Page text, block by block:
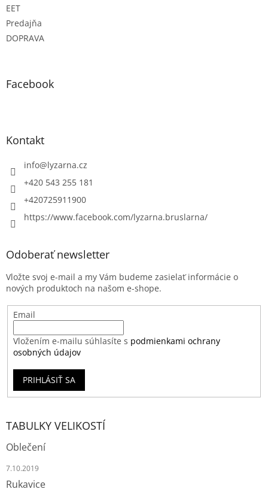
EET
Predajňa
DOPRAVA
Facebook
Kontakt
info@lyzarna.cz
+420 543 255 181
+420725911900
https://www.facebook.com/lyzarna.bruslarna/
Odoberať newsletter
Vložte svoj e-mail a my Vám budeme zasielať informácie o
nových produktoch na našom e-shope.
Email
Vložením e-mailu súhlasíte s podmienkami ochrany
osobných údajov
PRIHLÁSIŤ SA
TABULKY VELIKOSTÍ
Oblečení
7.10.2019
Rukavice